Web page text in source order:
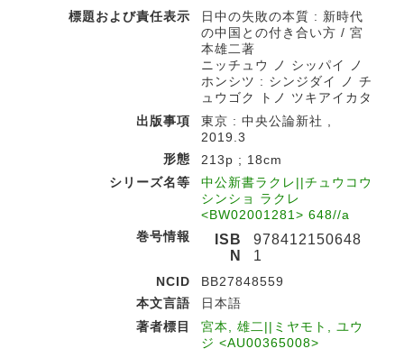
標題および責任表示
日中の失敗の本質 : 新時代
の中国との付き合い方 / 宮
本雄二著
ニッチュウ ノ シッパイ ノ
ホンシツ : シンジダイ ノ チ
ュウゴク トノ ツキアイカタ
出版事項
東京 : 中央公論新社 ,
2019.3
形態
213p ; 18cm
シリーズ名等
中公新書ラクレ||チュウコウ
シンショ ラクレ
<BW02001281> 648//a
巻号情報
ISB
N
978412150648
1
NCID
BB27848559
本文言語
日本語
著者標目
宮本, 雄二||ミヤモト, ユウ
ジ <AU00365008>